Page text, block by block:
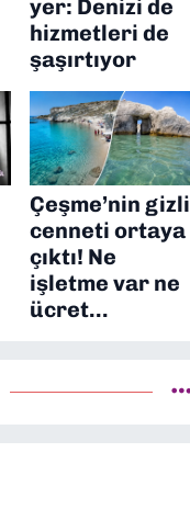
yer: Denizi de
hizmetleri de
şaşırtıyor
Çeşme’nin gizli
cenneti ortaya
çıktı! Ne
işletme var ne
ücret…